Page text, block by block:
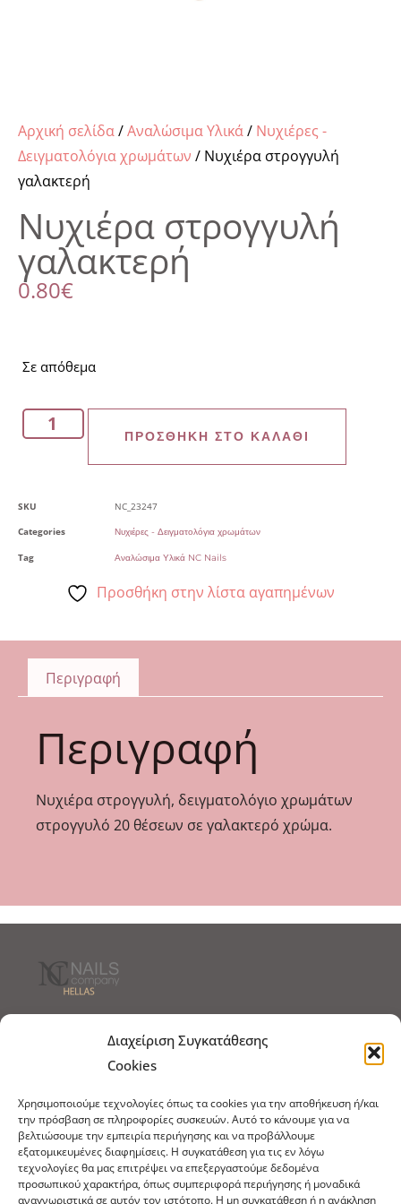
Διαχείριση Συγκατάθεσης
Cookies
Χρησιμοποιούμε τεχνολογίες όπως τα cookies για την αποθήκευση ή/και
την πρόσβαση σε πληροφορίες συσκευών. Αυτό το κάνουμε για να
βελτιώσουμε την εμπειρία περιήγησης και να προβάλλουμε
εξατομικευμένες διαφημίσεις. Η συγκατάθεση για τις εν λόγω
τεχνολογίες θα μας επιτρέψει να επεξεργαστούμε δεδομένα
προσωπικού χαρακτήρα, όπως συμπεριφορά περιήγησης ή μοναδικά
αναγνωριστικά σε αυτόν τον ιστότοπο. Η μη συγκατάθεση ή η ανάκληση
Αρχική σελίδα/Αναλώσιμα Υλικά/ Νυχιέρες -
Δειγματολόγια χρωμάτων / Νυχιέρα στρογγυλή
γαλακτερή
Νυχιέρα στρογγυλή
γαλακτερή
0.80€
Σε απόθεμα
ΠΡΟΣΘΉΚΗ ΣΤΟ ΚΑΛΆΘΙ
SKU
NC_23247
Categories
Νυχιέρες - Δειγματολόγια χρωμάτων
Tag Αναλώσιμα Υλικά NC Nails
Προσθήκη στην λίστα αγαπημένων
Περιγραφή
Περιγραφή
Νυχιέρα στρογγυλή, δειγματολόγιο χρωμάτων
στρογγυλό 20 θέσεων σε γαλακτερό χρώμα.
Τρόποι Παραγγελίας
Πολιτική Cookies
Εμπόριο Ειδών Ονυχοπλαστικής, Καλλωπισμού
άκρων και αξεσουάρ
τηλ: 213-0415386